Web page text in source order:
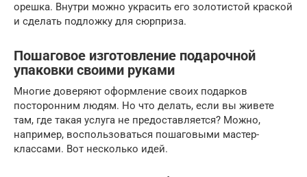
орешка. Внутри можно украсить его золотистой краской
и сделать подложку для сюрприза.
Пошаговое изготовление подарочной
упаковки своими руками
Многие доверяют оформление своих подарков
посторонним людям. Но что делать, если вы живете
там, где такая услуга не предоставляется? Можно,
например, воспользоваться пошаговыми мастер-
классами. Вот несколько идей.